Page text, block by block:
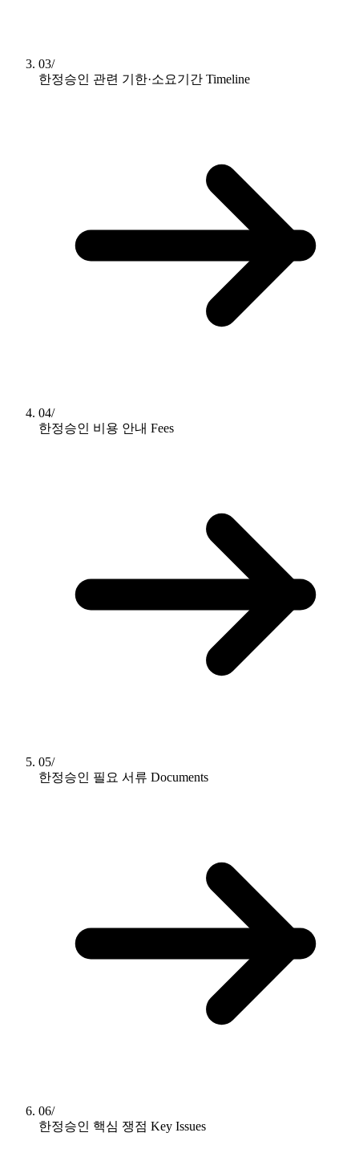
03/
한정승인 관련 기한·소요기간 Timeline
04/
한정승인 비용 안내 Fees
05/
한정승인 필요 서류 Documents
06/
한정승인 핵심 쟁점 Key Issues